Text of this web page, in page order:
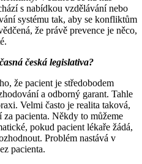
s nabídkou vzdělávání nebo
systému tak, aby se konfliktům
že právě prevence je něco,
česká legislativa?
že pacient je středobodem
a odborný garant. Tahle
Velmi často je realita taková,
pacienta. Někdy to můžeme
pokud pacient lékaře žádá,
Problém nastává v
pacienta.